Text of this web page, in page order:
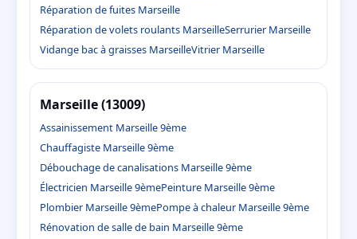
Réparation de fuites Marseille
Réparation de volets roulants MarseilleSerrurier Marseille
Vidange bac à graisses MarseilleVitrier Marseille
Marseille (13009)
Assainissement Marseille 9ème
Chauffagiste Marseille 9ème
Débouchage de canalisations Marseille 9ème
Électricien Marseille 9èmePeinture Marseille 9ème
Plombier Marseille 9èmePompe à chaleur Marseille 9ème
Rénovation de salle de bain Marseille 9ème